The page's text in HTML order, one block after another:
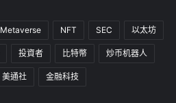
Metaverse NFT SEC 以太坊
投資者 比特幣 炒币机器人
美通社 金融科技